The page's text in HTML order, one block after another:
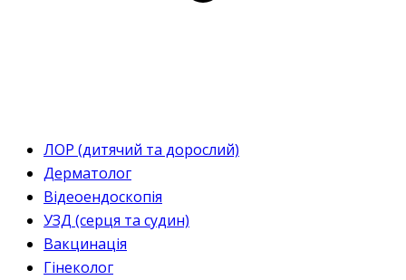
ЛОР (дитячий та дорослий)
Дерматолог
Відеоендоскопія
УЗД (серця та судин)
Вакцинація
Гінеколог